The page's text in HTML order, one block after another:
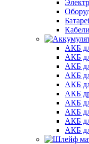
АКБ
АКБ
АКБ
АКБ
АКБ
АКБ
АКБ
АКБ
АКБ
АКБ